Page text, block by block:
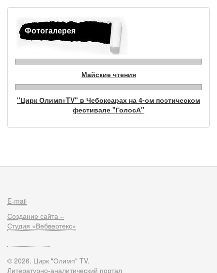
Фотогалерея
Майские чтения
"Цирк Олимп+TV" в Чебоксарах на 4-ом поэтическом
фестивале "ГолосА"
E-mail
Создание сайта –
Студия «Вебвертекс»
© 2026. Цирк "Олимп" TV.
Литературно-аналитический портал